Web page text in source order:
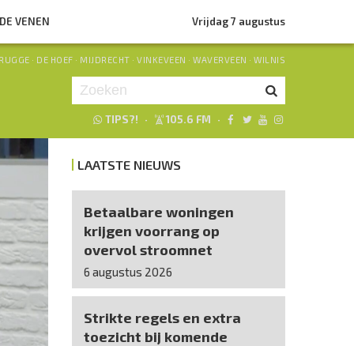
VENEN Vrijdag 7 augustus
· DE HOEF · MIJDRECHT · VINKEVEEN · WAVERVEEN · WILNIS
TIPS?! · 105.6 FM ·
LAATSTE NIEUWS
Betaalbare woningen
krijgen voorrang op
overvol stroomnet
6 augustus 2026
Strikte regels en extra
toezicht bij komende